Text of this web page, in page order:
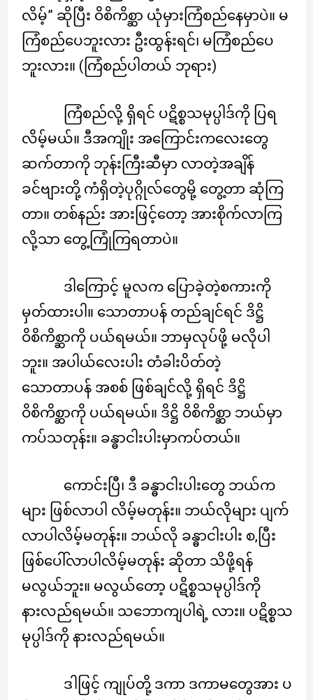
လိမ့်” ဆိုပြီး ဝိစိကိစ္ဆာ ယုံမှားကြံစည်နေမှာပဲ။ မ
ကြံစည်ပေဘူးလား ဦးထွန်းရင်၊ မကြံစည်ပေ
ဘူးလား။ (ကြံစည်ပါတယ် ဘုရား)
ကြံစည်လို့ ရှိရင် ပဋိစ္စသမုပ္ပါဒ်ကို ပြရ
လိမ့်မယ်။ ဒီအကျိုး အကြောင်းကလေးတွေ
ဆက်တာကို ဘုန်းကြီးဆီမှာ လာတဲ့အချိန်
ခင်ဗျားတို့ ကံရှိတဲ့ပုဂ္ဂိုလ်တွေမို့ တွေ့တာ ဆုံကြ
တာ။ တစ်နည်း အားဖြင့်တော့ အားစိုက်လာကြ
လို့သာ တွေ့ကြုံကြရတာပဲ။
ဒါကြောင့် မူလက ပြောခဲ့တဲ့စကားကို
မှတ်ထားပါ။ သောတာပန် တည်ချင်ရင် ဒိဋ္ဌိ
ဝိစိကိစ္ဆာကို ပယ်ရမယ်။ ဘာမှလုပ်ဖို့ မလိုပါ
ဘူး။ အပါယ်လေးပါး တံခါးပိတ်တဲ့
သောတာပန် အစစ် ဖြစ်ချင်လို့ ရှိရင် ဒိဋ္ဌိ
ဝိစိကိစ္ဆာကို ပယ်ရမယ်။ ဒိဋ္ဌိ ဝိစိကိစ္ဆာ ဘယ်မှာ
ကပ်သတုန်း။ ခန္ဓာငါးပါးမှာကပ်တယ်။
ကောင်းပြီ၊ ဒီ ခန္ဓာငါးပါးတွေ ဘယ်က
များ ဖြစ်လာပါ လိမ့်မတုန်း။ ဘယ်လိုများ ပျက်
လာပါလိမ့်မတုန်း။ ဘယ်လို ခန္ဓာငါးပါး စ,ပြီး
ဖြစ်ပေါ်လာပါလိမ့်မတုန်း ဆိုတာ သိဖို့ရန်
မလွယ်ဘူး။ မလွယ်တော့ ပဋိစ္စသမုပ္ပါဒ်ကို
နားလည်ရမယ်။ သဘောကျပါရဲ့ လား။ ပဋိစ္စသ
မုပ္ပါဒ်ကို နားလည်ရမယ်။
ဒါဖြင့် ကျုပ်တို့ ဒကာ ဒကာမတွေအား ပ